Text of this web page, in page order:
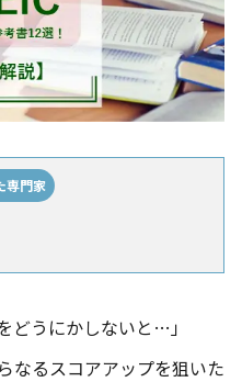
専門家
どうにかしないと…」
なるスコアアップを狙いた